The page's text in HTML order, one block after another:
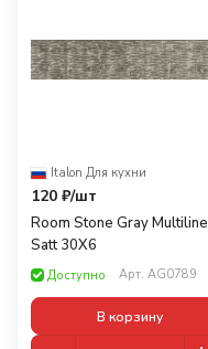
Italon·Для кухни
120 ₽/шт
Room Stone Gray Multiline
Satt 30X6
Доступно Арт. AG0789
В корзину